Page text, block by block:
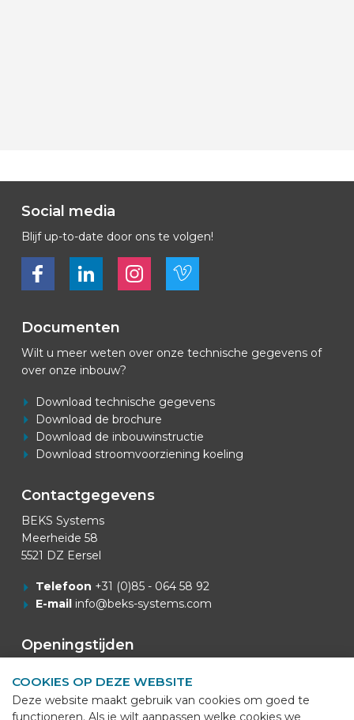
Social media
Blijf up-to-date door ons te volgen!
Bekijk ons op FacebookBekijk ons op LinkedInBekijk ons op LinkedInBekijk ons op Vimeo
Documenten
Wilt u meer weten over onze technische gegevens of
over onze inbouw?
Download technische gegevens
Download de brochure
Download de inbouwinstructie
Download stroomvoorziening koeling
Contactgegevens
BEKS Systems
Meerheide 58
5521 DZ Eersel
Telefoon +31 (0)85 - 064 58 92
E-mail info@beks-systems.com
Openingstijden
Van Mei t/m September
COOKIES OP DEZE WEBSITE
Deze website maakt gebruik van cookies om goed te
functioneren. Als je wilt aanpassen welke cookies we